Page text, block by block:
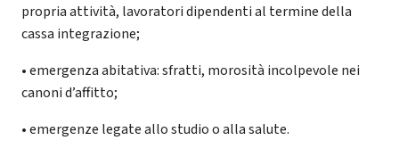
propria attività, lavoratori dipendenti al termine della
cassa integrazione;
• emergenza abitativa: sfratti, morosità incolpevole nei
canoni d’affitto;
• emergenze legate allo studio o alla salute.